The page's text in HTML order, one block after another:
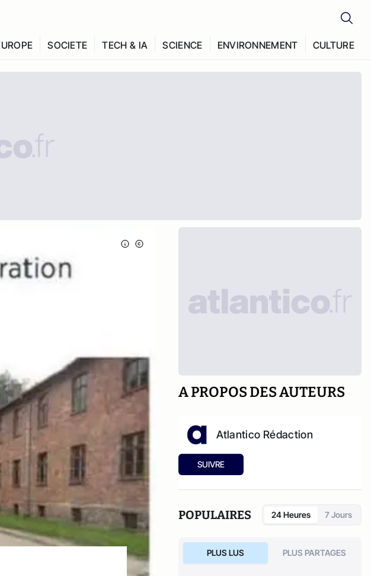
SOCIETE TECH & IA SCIENCE ENVIRONNEMENT CULTURE
A PROPOS DES AUTEURS
Atlantico Rédaction
SUIVRE
POPULAIRES 24 Heures 7 Jours
PLUS LUS PLUS PARTAGES